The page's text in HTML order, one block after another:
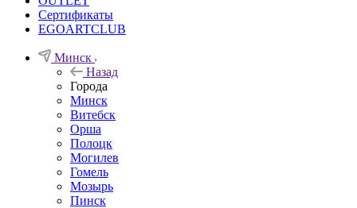
Сертификаты
EGOARTCLUB
Минск
Назад
Города
Минск
Витебск
Орша
Полоцк
Могилев
Гомель
Мозырь
Пинск